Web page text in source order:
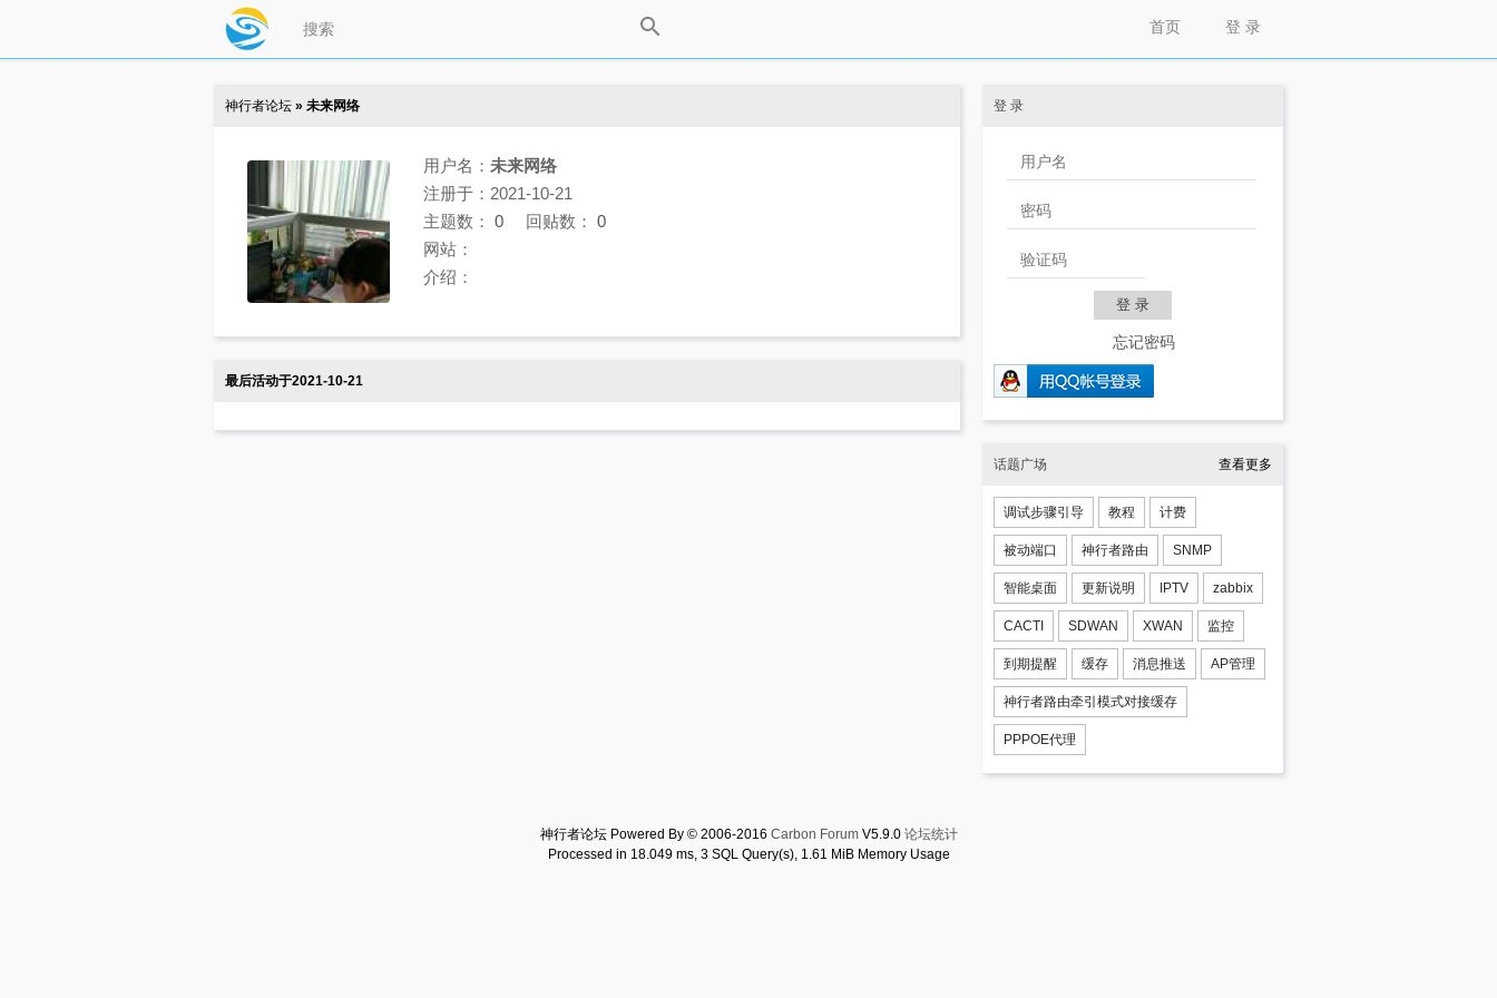
登 录
首页
神行者论坛 » 未来网络
用户名： 未来网络
注册于：2021-10-21
主题数： 0 回贴数： 0
网站：
介绍：
最后活动于2021-10-21
登 录
忘记密码
话题广场 查看更多
调试步骤引导 教程 计费
被动端口 神行者路由 SNMP
智能桌面 更新说明 IPTV zabbix
CACTI SDWAN XWAN 监控
到期提醒 缓存 消息推送 AP管理
神行者路由牵引模式对接缓存
PPPOE代理
神行者论坛 Powered By © 2006-2016 Carbon ForumV5.9.0 论坛统计
Processed in 18.049 ms, 3 SQL Query(s), 1.61 MiB Memory Usage